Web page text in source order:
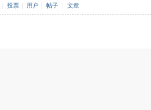
投票 用户 帖子 文章